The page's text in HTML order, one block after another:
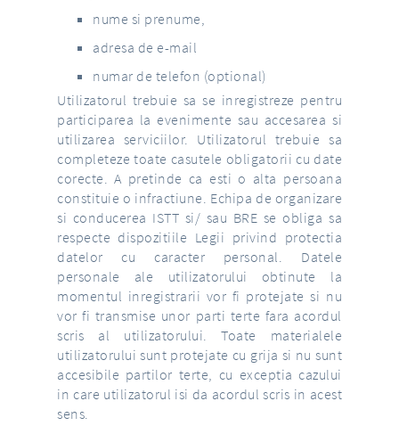
nume si prenume,
adresa de e-mail
numar de telefon (optional)
Utilizatorul trebuie sa se inregistreze pentru
participarea la evenimente sau accesarea si
utilizarea serviciilor. Utilizatorul trebuie sa
completeze toate casutele obligatorii cu date
corecte. A pretinde ca esti o alta persoana
constituie o infractiune. Echipa de organizare
si conducerea ISTT si/ sau BRE se obliga sa
respecte dispozitiile Legii privind protectia
datelor cu caracter personal. Datele
personale ale utilizatorului obtinute la
momentul inregistrarii vor fi protejate si nu
vor fi transmise unor parti terte fara acordul
scris al utilizatorului. Toate materialele
utilizatorului sunt protejate cu grija si nu sunt
accesibile partilor terte, cu exceptia cazului
in care utilizatorul isi da acordul scris in acest
sens.